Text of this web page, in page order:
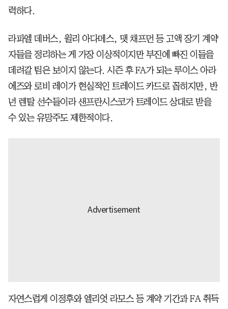
력하다.
라파엘 데버스, 윌리 아다메스, 맷 채프먼 등 고액 장기 계약
자들을 정리하는 게 가장 이상적이지만 부진에 빠진 이들을
데려갈 팀은 보이지 않는다. 시즌 후 FA가 되는 루이스 아라
에즈와 로비 레이가 현실적인 트레이드 카드로 꼽히지만, 반
년 렌탈 선수들이라 샌프란시스코가 트레이드 상대로 받을
수 있는 유망주도 제한적이다.
자연스럽게 이정후와 엘리엇 라모스 등 계약 기간과 FA 취득